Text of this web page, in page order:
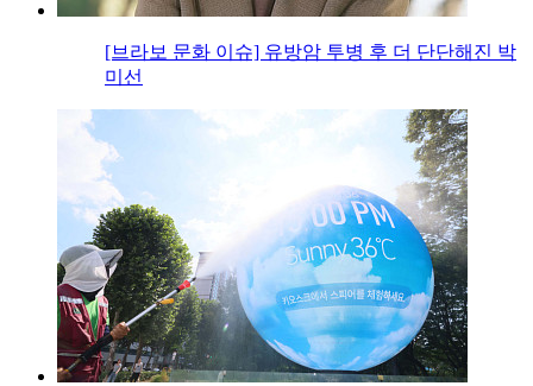
[브라보 문화 이슈] 유방암 투병 후 더 단단해진 박
미선